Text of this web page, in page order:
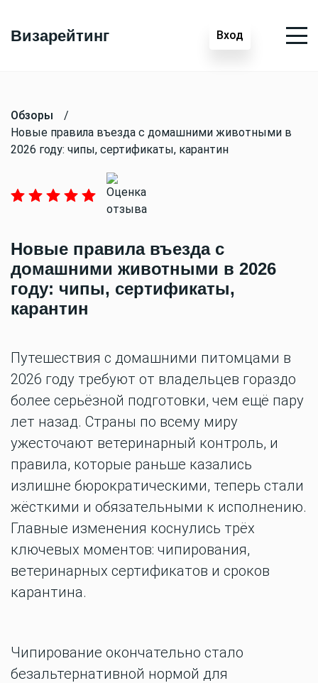
Визарейтинг Вход
Обзоры
/
Новые правила въезда с домашними животными в
2026 году: чипы, сертификаты, карантин
Новые правила въезда с
домашними животными в 2026
году: чипы, сертификаты,
карантин
Путешествия с домашними питомцами в
2026 году требуют от владельцев гораздо
более серьёзной подготовки, чем ещё пару
лет назад. Страны по всему миру
ужесточают ветеринарный контроль, и
правила, которые раньше казались
излишне бюрократическими, теперь стали
жёсткими и обязательными к исполнению.
Главные изменения коснулись трёх
ключевых моментов: чипирования,
ветеринарных сертификатов и сроков
карантина.
Чипирование окончательно стало
безальтернативной нормой для